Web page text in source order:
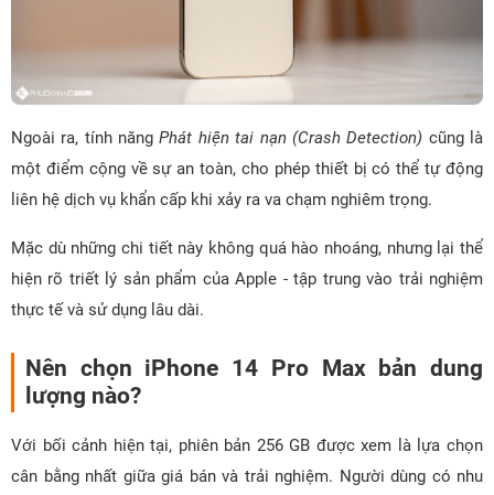
Ngoài ra, tính năngPhát hiện tai nạn (Crash Detection) cũng là
một điểm cộng về sự an toàn, cho phép thiết bị có thể tự động
liên hệ dịch vụ khẩn cấp khi xảy ra va chạm nghiêm trọng.
Mặc dù những chi tiết này không quá hào nhoáng, nhưng lại thể
hiện rõ triết lý sản phẩm của Apple - tập trung vào trải nghiệm
thực tế và sử dụng lâu dài.
Nên chọn iPhone 14 Pro Max bản dung
lượng nào?
Với bối cảnh hiện tại, phiên bản 256 GB được xem là lựa chọn
cân bằng nhất giữa giá bán và trải nghiệm. Người dùng có nhu